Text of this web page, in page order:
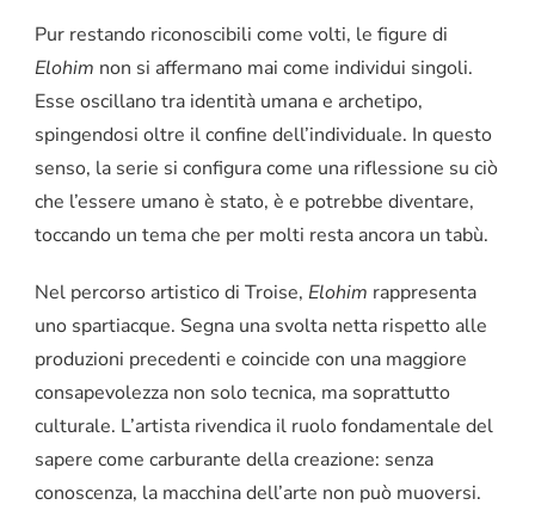
Pur restando riconoscibili come volti, le figure di
Elohim non si affermano mai come individui singoli.
Esse oscillano tra identità umana e archetipo,
spingendosi oltre il confine dell’individuale. In questo
senso, la serie si configura come una riflessione su ciò
che l’essere umano è stato, è e potrebbe diventare,
toccando un tema che per molti resta ancora un tabù.
Nel percorso artistico di Troise, Elohim rappresenta
uno spartiacque. Segna una svolta netta rispetto alle
produzioni precedenti e coincide con una maggiore
consapevolezza non solo tecnica, ma soprattutto
culturale. L’artista rivendica il ruolo fondamentale del
sapere come carburante della creazione: senza
conoscenza, la macchina dell’arte non può muoversi.